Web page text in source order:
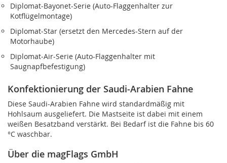
Diplomat‑Bayonet-Serie (Auto-Flaggenhalter zur
Kotflügelmontage)
Diplomat‑Star (ersetzt den Mercedes-Stern auf der
Motorhaube)
Diplomat‑Air-Serie (Auto-Flaggenhalter mit
Saugnapfbefestigung)
Konfektionierung der Saudi-Arabien Fahne
Diese Saudi-Arabien Fahne wird standardmäßig mit
Hohlsaum ausgeliefert. Die Mastseite ist dabei mit einem
weißen Besatzband verstärkt. Bei Bedarf ist die Fahne bis 60
°C waschbar.
Über die magFlags GmbH